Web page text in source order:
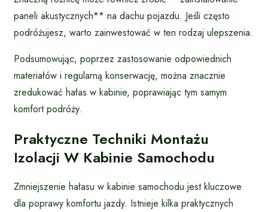
paneli akustycznych** na dachu pojazdu. Jeśli często
podróżujesz, warto zainwestować w ten rodzaj ulepszenia.
Podsumowując, poprzez zastosowanie odpowiednich
materiałów i regularną konserwację, można znacznie
zredukować hałas w kabinie, poprawiając tym samym
komfort podróży.
Praktyczne Techniki Montażu
Izolacji W Kabinie Samochodu
Zmniejszenie hałasu w kabinie samochodu jest kluczowe
dla poprawy komfortu jazdy. Istnieje kilka praktycznych